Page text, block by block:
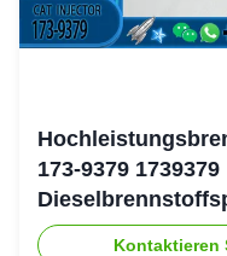
173-9379 1739379
2321167 für
Kontaktieren